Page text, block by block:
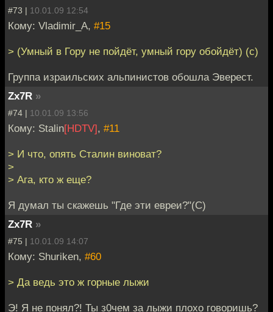
#73 | 10.01.09 12:54
Кому: Vladimir_A, #15
> (Умный в Гору не пойдёт, умный гору обойдёт) (с)
Группа израильских альпинистов обошла Эверест.
Zx7R »
#74 | 10.01.09 13:56
Кому: Stalin[HDTV], #11
> И что, опять Сталин виноват?
>
> Ага, кто ж еще?
Я думал ты скажешь "Где эти евреи?"(С)
Zx7R »
#75 | 10.01.09 14:07
Кому: Shuriken, #60
> Да ведь это ж горные лыжи
Э! Я не понял?! Ты з0чем за лыжи плохо говоришь?